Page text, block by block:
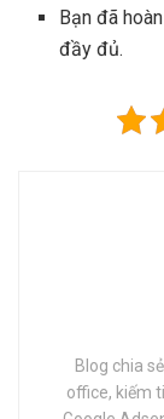
Bạn đã
đầy đủ.
Blog chia
office, kiếm